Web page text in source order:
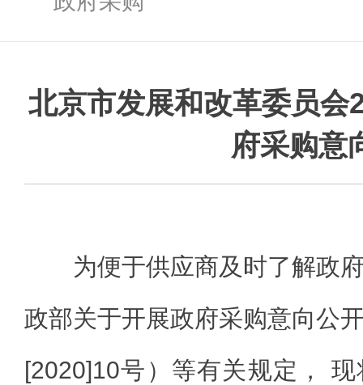
北京市发展和改革委员会
府采购意
为便于供应商及时了解政
政部关于开展政府采购意向公
[2020]10号）等有关规定，